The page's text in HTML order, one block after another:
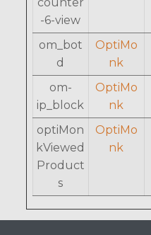
-6-view
om_bot
d
OptiMo
nk
om-
ip_block
OptiMo
nk
optiMon
kViewed
Product
s
OptiMo
nk